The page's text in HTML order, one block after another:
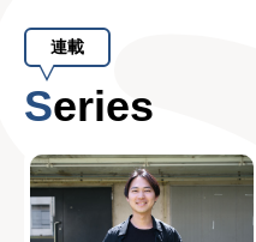
連載
Series